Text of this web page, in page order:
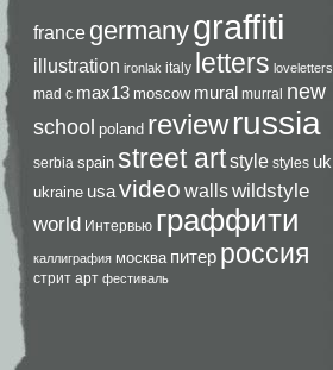
france germanygraffiti
illustration ironlak italy letters loveletters
mad c max13 moscow mural murral new
school poland reviewrussia
serbia spain street artstyle styles uk
ukraine usavideo wallswildstyle
world Интервью граффити
каллиграфия москва питер россия
стрит арт фестиваль